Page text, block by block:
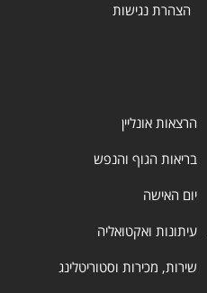
הצהרת נגישות
הרצאות אונליין
בריאות הגוף והנפש
יום האישה
עיתונות ואקטואליה
שירות, מכירות וסטוריטלינג